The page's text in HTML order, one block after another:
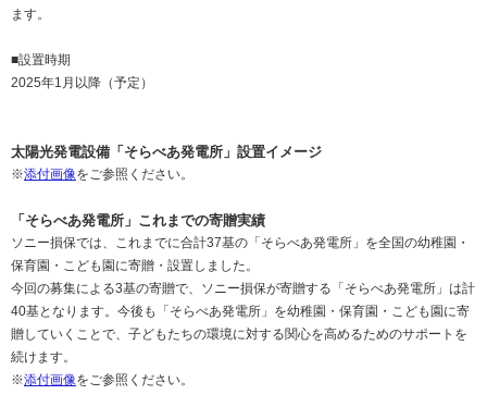
ます。
■設置時期
2025年1月以降（予定）
太陽光発電設備「そらべあ発電所」設置イメージ
※添付画像をご参照ください。
「そらべあ発電所」これまでの寄贈実績
ソニー損保では、これまでに合計37基の「そらべあ発電所」を全国の幼稚園・
保育園・こども園に寄贈・設置しました。
今回の募集による3基の寄贈で、ソニー損保が寄贈する「そらべあ発電所」は計
40基となります。今後も「そらべあ発電所」を幼稚園・保育園・こども園に寄
贈していくことで、子どもたちの環境に対する関心を高めるためのサポートを
続けます。
※添付画像をご参照ください。